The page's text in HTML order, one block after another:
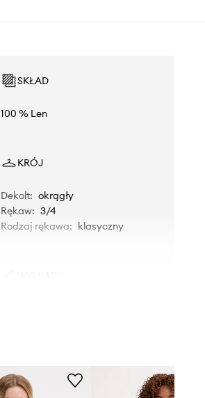
SKŁAD
100 % Len
KRÓJ
Dekolt: okrągły
Rękaw: 3/4
Rodzaj rękawa: klasyczny
zazwyczaj.